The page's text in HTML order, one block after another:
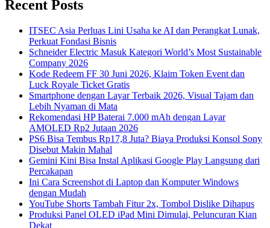
Recent Posts
ITSEC Asia Perluas Lini Usaha ke AI dan Perangkat Lunak,
Perkuat Fondasi Bisnis
Schneider Electric Masuk Kategori World’s Most Sustainable
Company 2026
Kode Redeem FF 30 Juni 2026, Klaim Token Event dan
Luck Royale Ticket Gratis
Smartphone dengan Layar Terbaik 2026, Visual Tajam dan
Lebih Nyaman di Mata
Rekomendasi HP Baterai 7.000 mAh dengan Layar
AMOLED Rp2 Jutaan 2026
PS6 Bisa Tembus Rp17,8 Juta? Biaya Produksi Konsol Sony
Disebut Makin Mahal
Gemini Kini Bisa Instal Aplikasi Google Play Langsung dari
Percakapan
Ini Cara Screenshot di Laptop dan Komputer Windows
dengan Mudah
YouTube Shorts Tambah Fitur 2x, Tombol Dislike Dihapus
Produksi Panel OLED iPad Mini Dimulai, Peluncuran Kian
Dekat